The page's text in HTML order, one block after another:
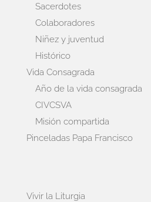
Sacerdotes
Colaboradores
Niñez y juventud
Histórico
Vida Consagrada
Año de la vida consagrada
CIVCSVA
Misión compartida
Pinceladas Papa Francisco
Vivir la Liturgia